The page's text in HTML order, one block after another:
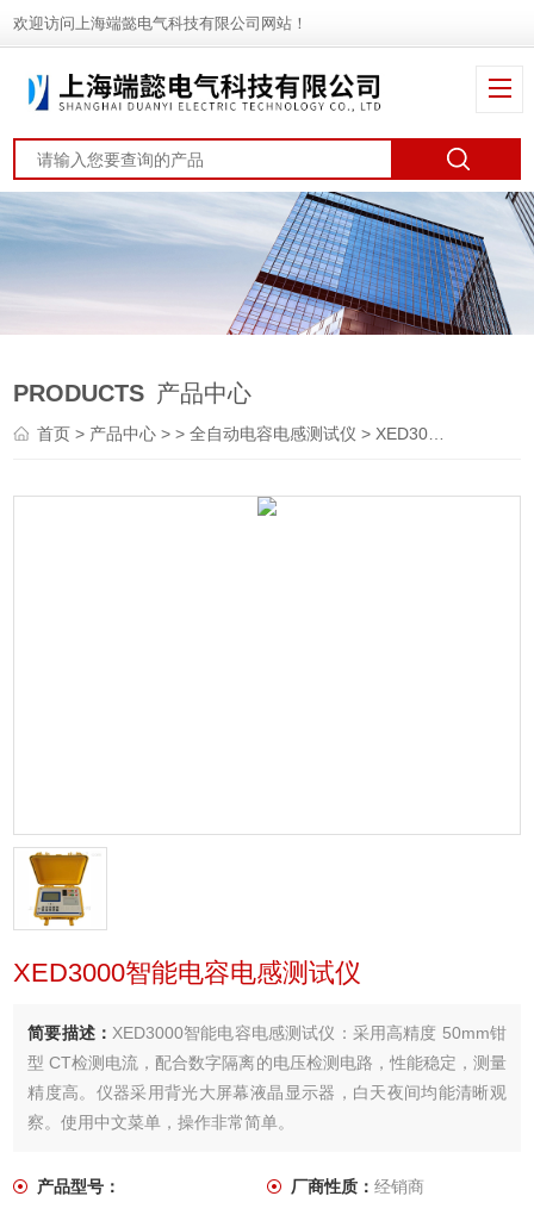
欢迎访问上海端懿电气科技有限公司网站！
PRODUCTS 产品中心
首页> 产品中心 > >全自动电容电感测试仪 > XED3000智能电容电感测试仪
XED3000智能电容电感测试仪
简要描述： XED3000智能电容电感测试仪：采用高精度 50mm钳
型 CT检测电流，配合数字隔离的电压检测电路，性能稳定，测量
精度高。仪器采用背光大屏幕液晶显示器，白天夜间均能清晰观
察。使用中文菜单，操作非常简单。
产品型号： 厂商性质： 经销商